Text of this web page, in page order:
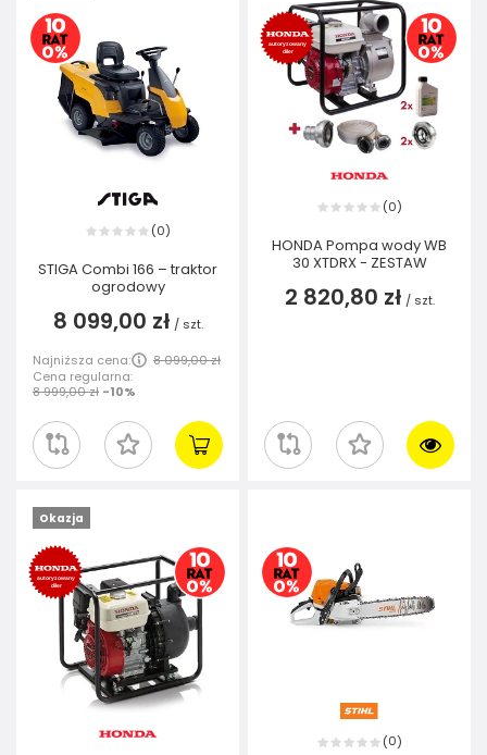
(0)
STIGA Combi 166 – traktor
ogrodowy
8 099,00 zł / szt.
Najniższa cena:
8 099,00 zł
Cena regularna:
8 999,00 zł -10%
(0)
HONDA Pompa wody WB
30 XTDRX - ZESTAW
2 820,80 zł / szt.
Okazja
(0)